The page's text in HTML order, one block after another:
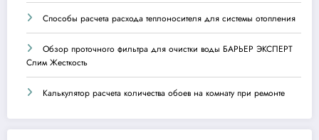
Способы расчета расхода теплоносителя для системы отопления
Обзор проточного фильтра для очистки воды БАРЬЕР ЭКСПЕРТ
Слим Жесткость
Калькулятор расчета количества обоев на комнату при ремонте